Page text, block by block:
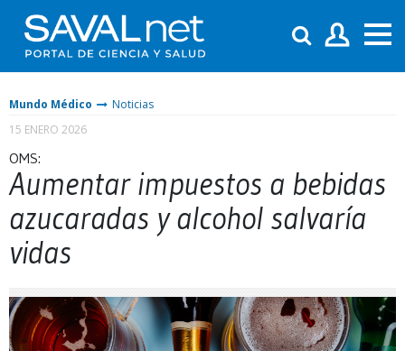
Mundo Médico
Noticias
15 ENERO 2026
OMS:
Aumentar impuestos a bebidas
azucaradas y alcohol salvaría
vidas